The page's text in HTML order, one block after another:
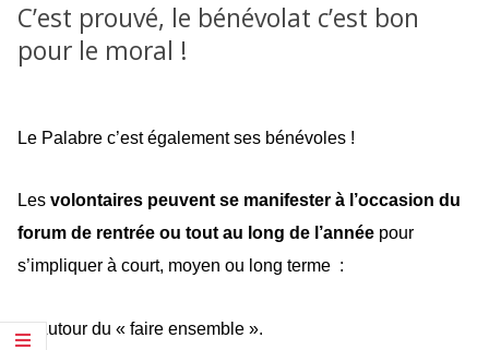
C’est prouvé, le bénévolat c’est bon
pour le moral !
Le Palabre c’est également ses bénévoles !
Les volontaires peuvent se manifester à l’occasion du
forum de rentrée ou tout au long de l’année pour
s’impliquer à court, moyen ou long terme :
Autour du « faire ensemble ».